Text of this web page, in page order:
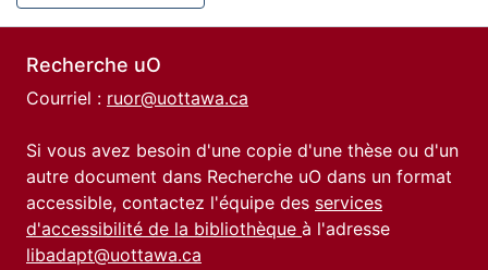
Recherche uO
Courriel : ruor@uottawa.ca
Si vous avez besoin d'une copie d'une thèse ou d'un
autre document dans Recherche uO dans un format
accessible, contactez l'équipe des services
d'accessibilité de la bibliothèque à l'adresse
libadapt@uottawa.ca